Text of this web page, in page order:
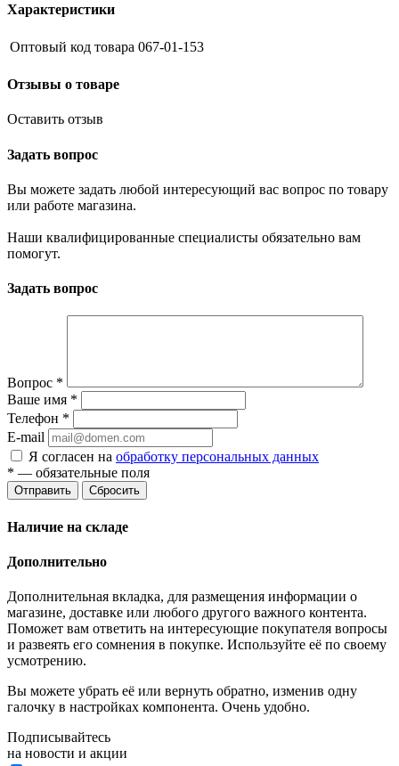
Характеристики
Оптовый код товара 067-01-153
Отзывы о товаре
Оставить отзыв
Задать вопрос
Вы можете задать любой интересующий вас вопрос по товару
или работе магазина.
Наши квалифицированные специалисты обязательно вам
помогут.
Задать вопрос
Вопрос *
Ваше имя *
Телефон *
E-mail
Я согласен на обработку персональных данных
* — обязательные поля
Отправить Сбросить
Наличие на складе
Дополнительно
Дополнительная вкладка, для размещения информации о
магазине, доставке или любого другого важного контента.
Поможет вам ответить на интересующие покупателя вопросы
и развеять его сомнения в покупке. Используйте её по своему
усмотрению.
Вы можете убрать её или вернуть обратно, изменив одну
галочку в настройках компонента. Очень удобно.
Подписывайтесь
на новости и акции